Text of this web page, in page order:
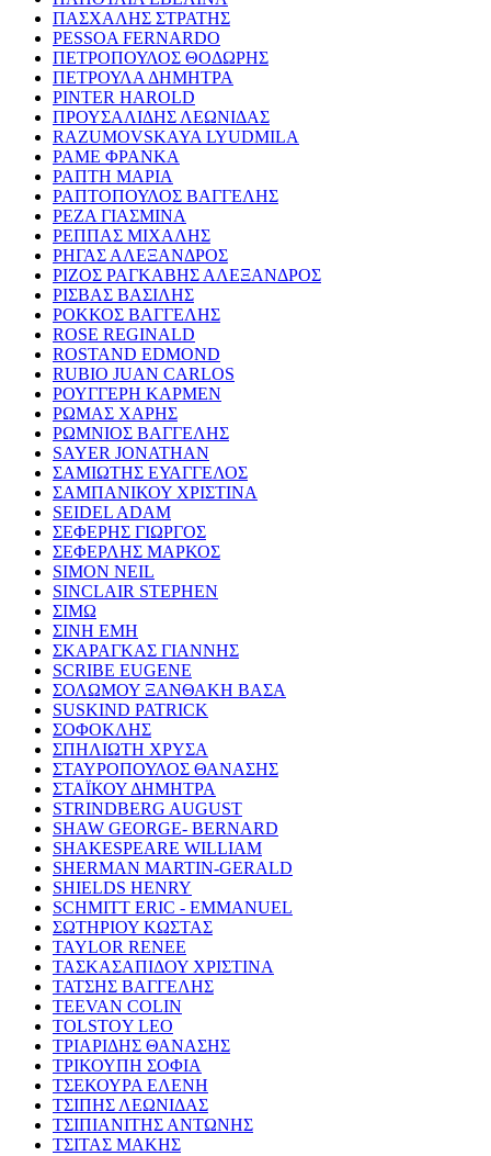
ΠΑΣΧΑΛΗΣ ΣΤΡΑΤΗΣ
PESSOA FERNARDO
ΠΕΤΡΟΠΟΥΛΟΣ ΘΟΔΩΡΗΣ
ΠΕΤΡΟΥΛΑ ΔΗΜΗΤΡΑ
PINTER HAROLD
ΠΡΟΥΣΑΛΙΔΗΣ ΛΕΩΝΙΔΑΣ
RAZUMOVSKAYA LYUDMILA
ΡΑΜΕ ΦΡΑΝΚΑ
ΡΑΠΤΗ ΜΑΡΙΑ
ΡΑΠΤΟΠΟΥΛΟΣ ΒΑΓΓΕΛΗΣ
ΡΕΖΑ ΓΙΑΣΜΙΝΑ
ΡΕΠΠΑΣ ΜΙΧΑΛΗΣ
ΡΗΓΑΣ ΑΛΕΞΑΝΔΡΟΣ
ΡΙΖΟΣ ΡΑΓΚΑΒΗΣ ΑΛΕΞΑΝΔΡΟΣ
ΡΙΣΒΑΣ ΒΑΣΙΛΗΣ
ΡΟΚΚΟΣ ΒΑΓΓΕΛΗΣ
ROSE REGINALD
ROSTAND EDMOND
RUBIO JUAN CARLOS
ΡΟΥΓΓΕΡΗ ΚΑΡΜΕΝ
ΡΩΜΑΣ ΧΑΡΗΣ
ΡΩΜΝΙΟΣ ΒΑΓΓΕΛΗΣ
SAYER JONATHAN
ΣΑΜΙΩΤΗΣ ΕΥΑΓΓΕΛΟΣ
ΣΑΜΠΑΝΙΚΟΥ ΧΡΙΣΤΙΝΑ
SEIDEL ADAM
ΣΕΦΕΡΗΣ ΓΙΩΡΓΟΣ
ΣΕΦΕΡΛΗΣ ΜΑΡΚΟΣ
SIMON NEIL
SINCLAIR STEPHEN
ΣΙΜΩ
ΣΙΝΗ ΕΜΗ
ΣΚΑΡΑΓΚΑΣ ΓΙΑΝΝΗΣ
SCRIBE EUGENE
ΣΟΛΩΜΟΥ ΞΑΝΘΑΚΗ ΒΑΣΑ
SUSKIND PATRICK
ΣΟΦΟΚΛΗΣ
ΣΠΗΛΙΩΤΗ ΧΡΥΣΑ
ΣΤΑΥΡΟΠΟΥΛΟΣ ΘΑΝΑΣΗΣ
ΣΤΑΪΚΟΥ ΔΗΜΗΤΡΑ
STRINDBERG AUGUST
SHAW GEORGE- BERNARD
SHAKESPEARE WILLIAM
SHERMAN MARTIN-GERALD
SHIELDS HENRY
SCHMITT ERIC - EMMANUEL
ΣΩΤΗΡΙΟΥ ΚΩΣΤΑΣ
TAYLOR RENEE
ΤΑΣΚΑΣΑΠΙΔΟΥ ΧΡΙΣΤΙΝΑ
ΤΑΤΣΗΣ ΒΑΓΓΕΛΗΣ
TEEVAN COLIN
TOLSTOY LEO
ΤΡΙΑΡΙΔΗΣ ΘΑΝΑΣΗΣ
ΤΡΙΚΟΥΠΗ ΣΟΦΙΑ
ΤΣΕΚΟΥΡΑ ΕΛΕΝΗ
ΤΣΙΠΗΣ ΛΕΩΝΙΔΑΣ
ΤΣΙΠΙΑΝΙΤΗΣ ΑΝΤΩΝΗΣ
ΤΣΙΤΑΣ ΜΑΚΗΣ